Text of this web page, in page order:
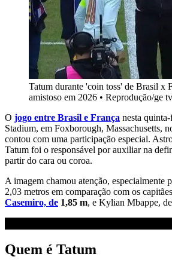
Tatum durante 'coin toss' de Brasil x
amistoso em 2026 • Reprodução/ge tv
O jogo entre Brasil e França nesta
Stadium, em Foxborough, Massachusetts,
contou com uma participação especial.
Tatum foi o responsável por auxiliar na
partir do cara ou coroa.
A imagem chamou atenção, especialmente
2,03 metros em comparação com os
Casemiro, de 1,85 m, e Kylian Mbappe,
Quem é Tatum